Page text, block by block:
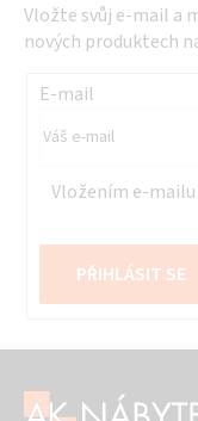
Vložte svůj e-mail a
nových produktech
E-mail
Vložením e-
PŘIHLÁSIT SE